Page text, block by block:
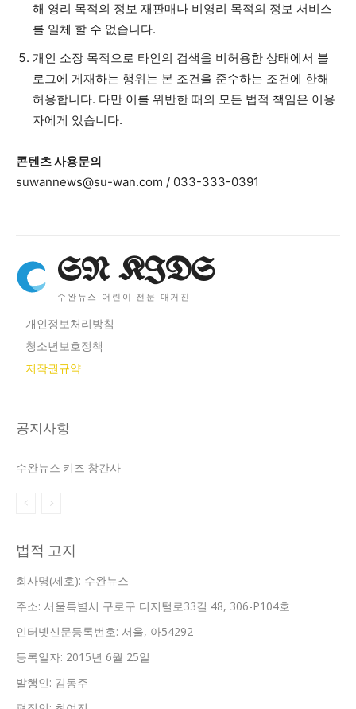
해 영리 목적의 정보 재판매나 비영리 목적의 정보 서비스
를 일체 할 수 없습니다.
개인 소장 목적으로 타인의 검색을 비허용한 상태에서 블
로그에 게재하는 행위는 본 조건을 준수하는 조건에 한해
허용합니다. 다만 이를 위반한 때의 모든 법적 책임은 이용
자에게 있습니다.
콘텐츠 사용문의
suwannews@su-wan.com / 033-333-0391
SN KIDS
수완뉴스 어린이 전문 매거진
개인정보처리방침
청소년보호정책
저작권규약
공지사항
수완뉴스 키즈 창간사
법적 고지
회사명(제호): 수완뉴스
주소: 서울특별시 구로구 디지털로33길 48, 306-P104호
인터넷신문등록번호: 서울, 아54292
등록일자: 2015년 6월 25일
발행인: 김동주